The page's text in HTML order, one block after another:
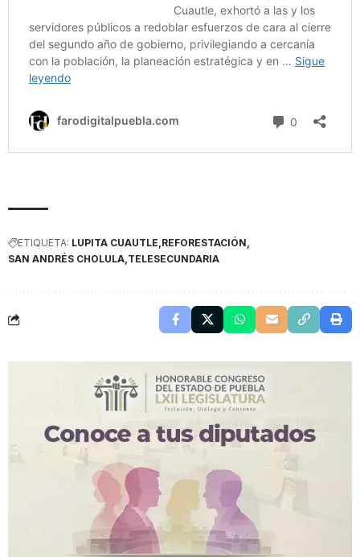
ETIQUETA: LUPITA CUAUTLE REFORESTACIÓN
SAN ANDRÉS CHOLULA TELESECUNDARIA